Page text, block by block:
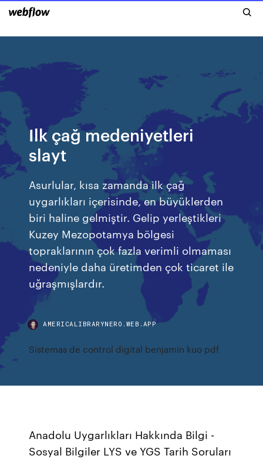
Ilk çağ medeniyetleri
slayt
Asurlular, kısa zamanda ilk çağ
uygarlıkları içerisinde, en büyüklerden
biri haline gelmiştir. Gelip yerleştikleri
Kuzey Mezopotamya bölgesi
topraklarının çok fazla verimli olmaması
nedeniyle daha üretimden çok ticaret ile
uğraşmışlardır.
AMERICALIBRARYNERO.WEB.APP
Sistemas de control digital benjamin kuo pdf
Anadolu Uygarlıkları Hakkında Bilgi -
Sosyal Bilgiler LYS ve YGS Tarih Soruları